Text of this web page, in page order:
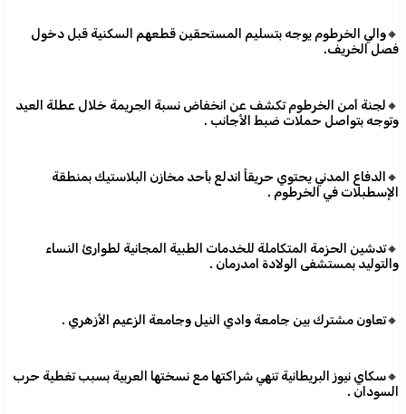
🔸والي الخرطوم يوجه بتسليم المستحقين قطعهم السكنية قبل دخول
فصل الخريف.
🔸لجنة أمن الخرطوم تكشف عن انخفاض نسبة الجريمة خلال عطلة العيد
وتوجه بتواصل حملات ضبط الأجانب .
🔸الدفاع المدني يحتوي حريقاً اندلع بأحد مخازن البلاستيك بمنطقة
الإسطبلات في الخرطوم .
🔸تدشين الحزمة المتكاملة للخدمات الطبية المجانية لطوارئ النساء
والتوليد بمستشفى الولادة امدرمان .
🔸تعاون مشترك بين جامعة وادي النيل وجامعة الزعيم الأزهري .
🔸سكاي نيوز البريطانية تنهي شراكتها مع نسختها العربية بسبب تغطية حرب
السودان .